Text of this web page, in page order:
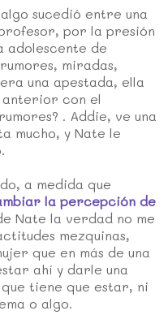
sucedió entre una
por la presión
adolescente de
miradas,
una apestada, ella
anterior con el
. Addie, ve una
mucho, y Nate le
a medida que
la percepción de
Nate la verdad no me
mezquinas,
que en más de una
ahí y darle una
tiene que estar, ni
o algo.